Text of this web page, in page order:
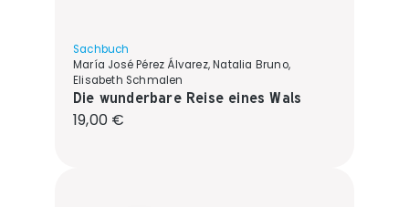
Sachbuch
María José Pérez Álvarez, Natalia Bruno,
Elisabeth Schmalen
Die wunderbare Reise eines Wals
Regulärer Preis:
19,00 €